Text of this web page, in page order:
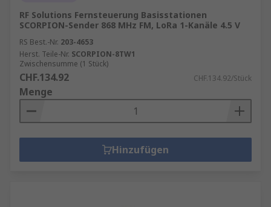
RF Solutions Fernsteuerung Basisstationen
SCORPION-Sender 868 MHz FM, LoRa 1-Kanäle 4.5 V
RS Best.-Nr. 203-4653
Herst. Teile-Nr. SCORPION-8TW1
Zwischensumme (1 Stück)
CHF.134.92 CHF.134.92/Stück
Menge
Hinzufügen